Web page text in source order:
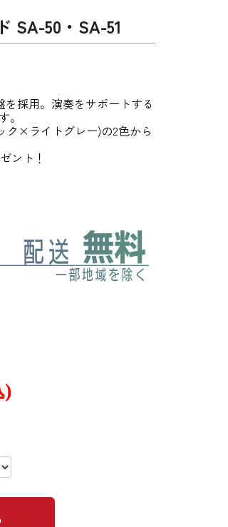
SA-50・SA-51
採用。演奏をサポートする
。
ク×ライトグレー)の2色から
ント！
)